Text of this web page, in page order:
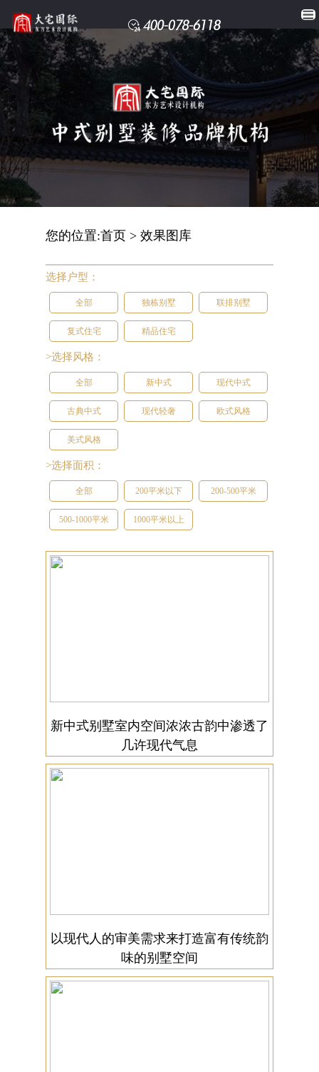
您的位置:首页 > 效果图库
选择户型：
全部 独栋别墅 联排别墅
复式住宅 精品住宅
>选择风格：
全部 新中式 现代中式
古典中式 现代轻奢 欧式风格
美式风格
>选择面积：
全部 200平米以下 200-500平米
500-1000平米 1000平米以上
新中式别墅室内空间浓浓古韵中渗透了
几许现代气息
以现代人的审美需求来打造富有传统韵
味的别墅空间